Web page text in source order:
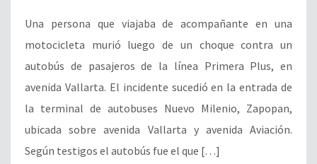
Una persona que viajaba de acompañante en una
motocicleta murió luego de un choque contra un
autobús de pasajeros de la línea Primera Plus, en
avenida Vallarta. El incidente sucedió en la entrada de
la terminal de autobuses Nuevo Milenio, Zapopan,
ubicada sobre avenida Vallarta y avenida Aviación.
Según testigos el autobús fue el que […]